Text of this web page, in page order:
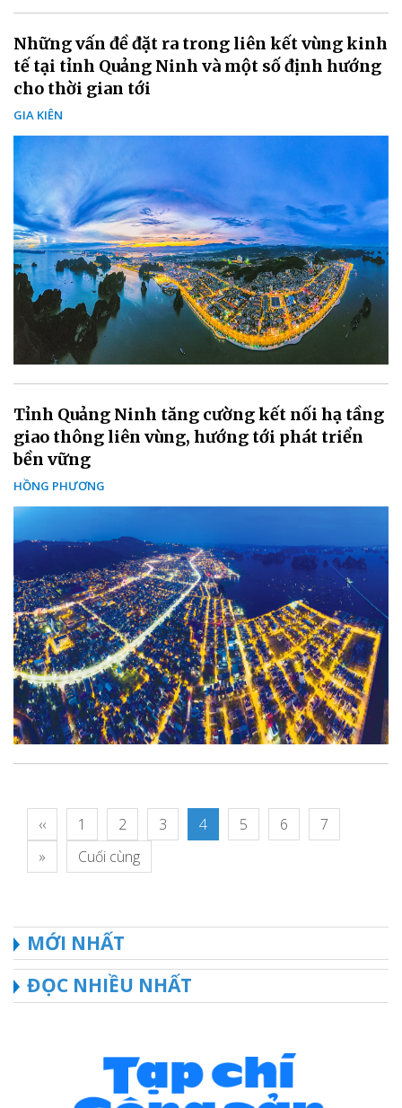
Những vấn đề đặt ra trong liên kết vùng kinh
tế tại tỉnh Quảng Ninh và một số định hướng
cho thời gian tới
GIA KIÊN
Tỉnh Quảng Ninh tăng cường kết nối hạ tầng
giao thông liên vùng, hướng tới phát triển
bền vững
HỒNG PHƯƠNG
‹‹ 1 2 3 4 5 6
7
»
Cuối cùng
MỚI NHẤT
ĐỌC NHIỀU NHẤT